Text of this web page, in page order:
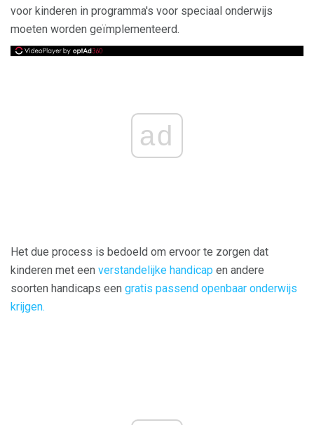
voor kinderen in programma's voor speciaal onderwijs
moeten worden geïmplementeerd.
ad
Het due process is bedoeld om ervoor te zorgen dat
kinderen met een verstandelijke handicap en andere
soorten handicaps een gratis passend openbaar onderwijs
krijgen.